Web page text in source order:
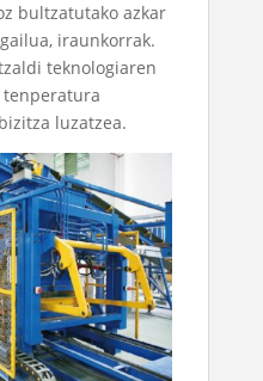
bultzatutako azkar
iraunkorrak.
teknologiaren
luzatzea.